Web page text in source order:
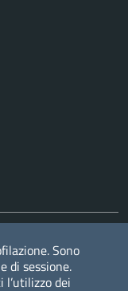
Sono
di sessione.
l’utilizzo dei